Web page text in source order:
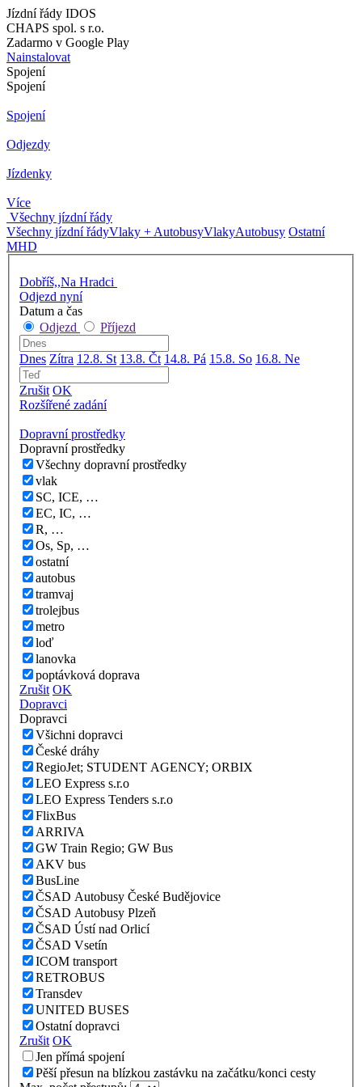
Jízdní řády IDOS
CHAPS spol. s r.o.
Zadarmo v Google Play
Nainstalovat
Spojení
Spojení
Spojení
Odjezdy
Jízdenky
Více
Všechny jízdní řády
Všechny jízdní řádyVlaky + AutobusyVlakyAutobusy Ostatní
MHD
Dobříš,,Na Hradci
Odjezd nyní
Datum a čas
Odjezd
Příjezd
Dnes Zítra 12.8. St 13.8. Čt 14.8. Pá 15.8. So 16.8. Ne
Zrušit OK
Rozšířené zadání
Dopravní prostředky
Dopravní prostředky
Všechny dopravní prostředky
vlak
SC, ICE, …
EC, IC, …
R, …
Os, Sp, …
ostatní
autobus
tramvaj
trolejbus
metro
loď
lanovka
poptávková doprava
Zrušit OK
Dopravci
Dopravci
Všichni dopravci
České dráhy
RegioJet; STUDENT AGENCY; ORBIX
LEO Express s.r.o
LEO Express Tenders s.r.o
FlixBus
ARRIVA
GW Train Regio; GW Bus
AKV bus
BusLine
ČSAD Autobusy České Budějovice
ČSAD Autobusy Plzeň
ČSAD Ústí nad Orlicí
ČSAD Vsetín
ICOM transport
RETROBUS
Transdev
UNITED BUSES
Ostatní dopravci
Zrušit OK
Jen přímá spojení
Pěší přesun na blízkou zastávku na začátku/konci cesty